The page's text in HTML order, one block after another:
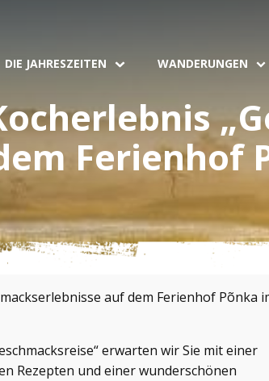
DIE JAHRESZEITEN WANDERUNGEN
Ferienhof
auf dem Ferienhof Põnka
erwarten wir Sie mit einer
Rezepten und einer wunderschönen